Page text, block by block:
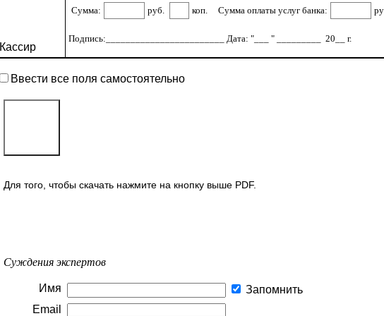
Кассир
Сумма: руб. коп. Сумма оплаты услуг банка:
Подпись:________________________ Дата: "___ " _________ 20__ г.
Ввести все поля самостоятельно
Для того, чтобы скачать нажмите на кнопку выше PDF.
Суждения экспертов
Имя
Запомнить
Email